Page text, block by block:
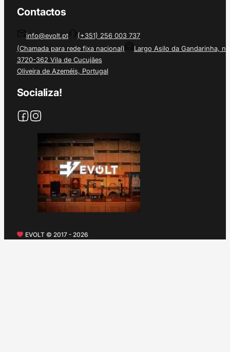
Contactos
info@evolt.pt
(+351) 256 003 737
(Chamada para rede fixa nacional)
Largo Asilo da Gandarinha, nº
3720-362 Vila de Cucujães
Oliveira de Azeméis, Portugal
Socializa!
EVOLT © 2017 - 2026